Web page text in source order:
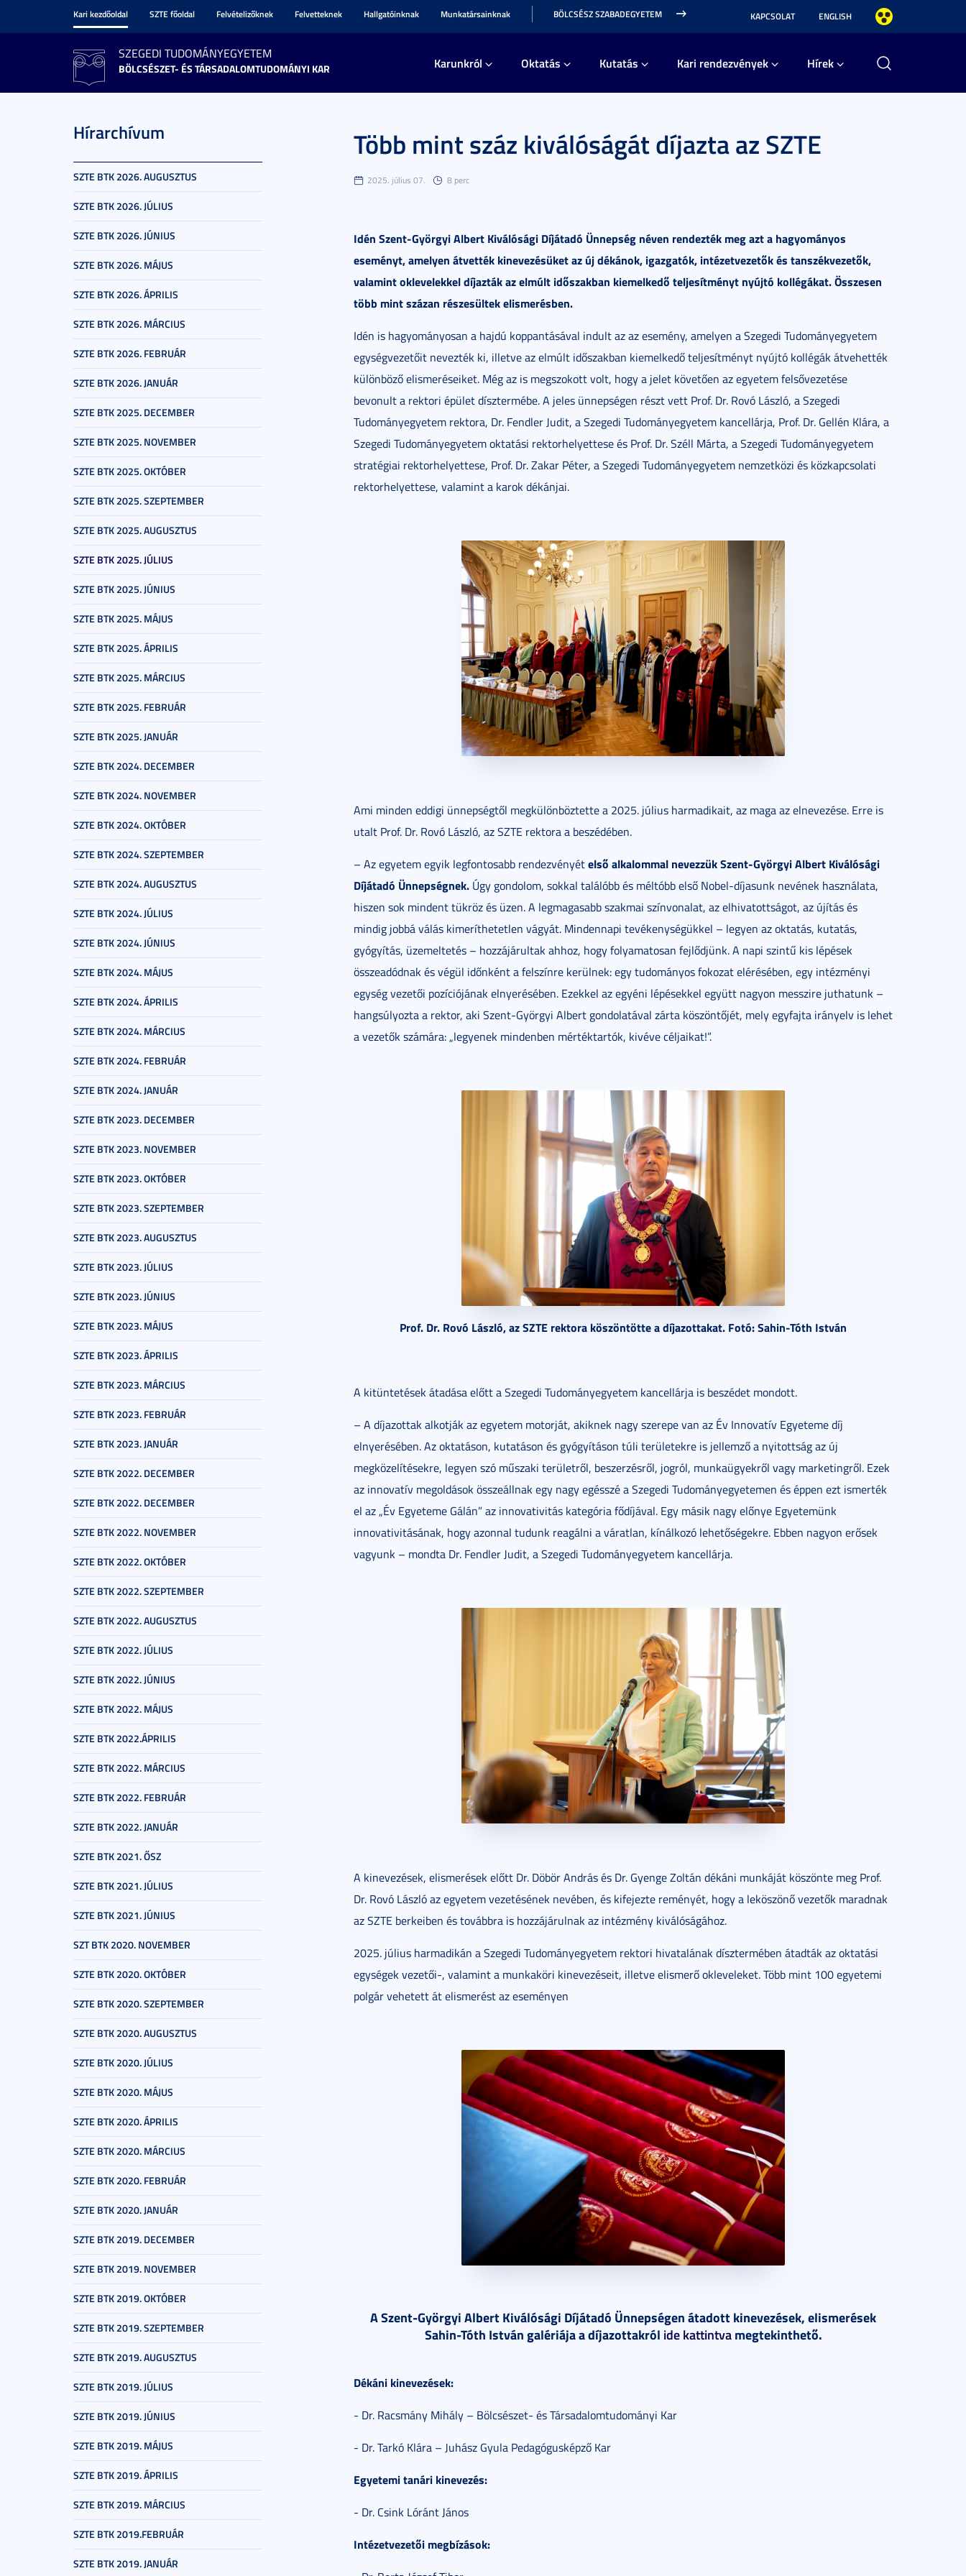
Kari kezdőoldal SZTE főoldal Felvételizőknek Felvetteknek Hallgatóinknak Munkatársainknak BÖLCSÉSZ SZABADEGYETEM KAPCSOLAT ENGLISH
SZEGEDI TUDOMÁNYEGYETEM
BÖLCSÉSZET- ÉS TÁRSADALOMTUDOMÁNYI KAR Karunkról Oktatás Kutatás Kari rendezvények Hírek
Hírarchívum
SZTE BTK 2026. AUGUSZTUS
SZTE BTK 2026. JÚLIUS
SZTE BTK 2026. JÚNIUS
SZTE BTK 2026. MÁJUS
SZTE BTK 2026. ÁPRILIS
SZTE BTK 2026. MÁRCIUS
SZTE BTK 2026. FEBRUÁR
SZTE BTK 2026. JANUÁR
SZTE BTK 2025. DECEMBER
SZTE BTK 2025. NOVEMBER
SZTE BTK 2025. OKTÓBER
SZTE BTK 2025. SZEPTEMBER
SZTE BTK 2025. AUGUSZTUS
SZTE BTK 2025. JÚLIUS
SZTE BTK 2025. JÚNIUS
SZTE BTK 2025. MÁJUS
SZTE BTK 2025. ÁPRILIS
SZTE BTK 2025. MÁRCIUS
SZTE BTK 2025. FEBRUÁR
SZTE BTK 2025. JANUÁR
SZTE BTK 2024. DECEMBER
SZTE BTK 2024. NOVEMBER
SZTE BTK 2024. OKTÓBER
SZTE BTK 2024. SZEPTEMBER
SZTE BTK 2024. AUGUSZTUS
SZTE BTK 2024. JÚLIUS
SZTE BTK 2024. JÚNIUS
SZTE BTK 2024. MÁJUS
SZTE BTK 2024. ÁPRILIS
SZTE BTK 2024. MÁRCIUS
SZTE BTK 2024. FEBRUÁR
SZTE BTK 2024. JANUÁR
SZTE BTK 2023. DECEMBER
SZTE BTK 2023. NOVEMBER
SZTE BTK 2023. OKTÓBER
SZTE BTK 2023. SZEPTEMBER
SZTE BTK 2023. AUGUSZTUS
SZTE BTK 2023. JÚLIUS
SZTE BTK 2023. JÚNIUS
SZTE BTK 2023. MÁJUS
SZTE BTK 2023. ÁPRILIS
SZTE BTK 2023. MÁRCIUS
SZTE BTK 2023. FEBRUÁR
SZTE BTK 2023. JANUÁR
SZTE BTK 2022. DECEMBER
SZTE BTK 2022. DECEMBER
SZTE BTK 2022. NOVEMBER
SZTE BTK 2022. OKTÓBER
SZTE BTK 2022. SZEPTEMBER
SZTE BTK 2022. AUGUSZTUS
SZTE BTK 2022. JÚLIUS
SZTE BTK 2022. JÚNIUS
SZTE BTK 2022. MÁJUS
SZTE BTK 2022.ÁPRILIS
SZTE BTK 2022. MÁRCIUS
SZTE BTK 2022. FEBRUÁR
SZTE BTK 2022. JANUÁR
SZTE BTK 2021. ŐSZ
SZTE BTK 2021. JÚLIUS
SZTE BTK 2021. JÚNIUS
SZT BTK 2020. NOVEMBER
SZTE BTK 2020. OKTÓBER
SZTE BTK 2020. SZEPTEMBER
SZTE BTK 2020. AUGUSZTUS
SZTE BTK 2020. JÚLIUS
SZTE BTK 2020. MÁJUS
SZTE BTK 2020. ÁPRILIS
SZTE BTK 2020. MÁRCIUS
SZTE BTK 2020. FEBRUÁR
SZTE BTK 2020. JANUÁR
SZTE BTK 2019. DECEMBER
SZTE BTK 2019. NOVEMBER
SZTE BTK 2019. OKTÓBER
SZTE BTK 2019. SZEPTEMBER
SZTE BTK 2019. AUGUSZTUS
SZTE BTK 2019. JÚLIUS
SZTE BTK 2019. JÚNIUS
SZTE BTK 2019. MÁJUS
SZTE BTK 2019. ÁPRILIS
SZTE BTK 2019. MÁRCIUS
SZTE BTK 2019.FEBRUÁR
SZTE BTK 2019. JANUÁR
Több mint száz kiválóságát díjazta az SZTE
2025. július 07. 8 perc
Idén Szent-Györgyi Albert Kiválósági Díjátadó Ünnepség néven rendezték meg azt a hagyományos
eseményt, amelyen átvették kinevezésüket az új dékánok, igazgatók, intézetvezetők és tanszékvezetők,
valamint oklevelekkel díjazták az elmúlt időszakban kiemelkedő teljesítményt nyújtó kollégákat. Összesen
több mint százan részesültek elismerésben.
Idén is hagyományosan a hajdú koppantásával indult az az esemény, amelyen a Szegedi Tudományegyetem
egységvezetőit nevezték ki, illetve az elmúlt időszakban kiemelkedő teljesítményt nyújtó kollégák átvehették
különböző elismeréseiket. Még az is megszokott volt, hogy a jelet követően az egyetem felsővezetése
bevonult a rektori épület dísztermébe. A jeles ünnepségen részt vett Prof. Dr. Rovó László, a Szegedi
Tudományegyetem rektora, Dr. Fendler Judit, a Szegedi Tudományegyetem kancellárja, Prof. Dr. Gellén Klára, a
Szegedi Tudományegyetem oktatási rektorhelyettese és Prof. Dr. Széll Márta, a Szegedi Tudományegyetem
stratégiai rektorhelyettese, Prof. Dr. Zakar Péter, a Szegedi Tudományegyetem nemzetközi és közkapcsolati
rektorhelyettese, valamint a karok dékánjai.
Ami minden eddigi ünnepségtől megkülönböztette a 2025. július harmadikait, az maga az elnevezése. Erre is
utalt Prof. Dr. Rovó László, az SZTE rektora a beszédében.
– Az egyetem egyik legfontosabb rendezvényételső alkalommal nevezzük Szent-Györgyi Albert Kiválósági
Díjátadó Ünnepségnek. Úgy gondolom, sokkal találóbb és méltóbb első Nobel-díjasunk nevének használata,
hiszen sok mindent tükröz és üzen. A legmagasabb szakmai színvonalat, az elhivatottságot, az újítás és
mindig jobbá válás kimeríthetetlen vágyát. Mindennapi tevékenységükkel – legyen az oktatás, kutatás,
gyógyítás, üzemeltetés – hozzájárultak ahhoz, hogy folyamatosan fejlődjünk. A napi szintű kis lépések
összeadódnak és végül időnként a felszínre kerülnek: egy tudományos fokozat elérésében, egy intézményi
egység vezetői pozíciójának elnyerésében. Ezekkel az egyéni lépésekkel együtt nagyon messzire juthatunk –
hangsúlyozta a rektor, aki Szent-Györgyi Albert gondolatával zárta köszöntőjét, mely egyfajta irányelv is lehet
a vezetők számára: „legyenek mindenben mértéktartók, kivéve céljaikat!”.
Prof. Dr. Rovó László, az SZTE rektora köszöntötte a díjazottakat. Fotó: Sahin-Tóth István
A kitüntetések átadása előtt a Szegedi Tudományegyetem kancellárja is beszédet mondott.
– A díjazottak alkotják az egyetem motorját, akiknek nagy szerepe van az Év Innovatív Egyeteme díj
elnyerésében. Az oktatáson, kutatáson és gyógyításon túli területekre is jellemző a nyitottság az új
megközelítésekre, legyen szó műszaki területről, beszerzésről, jogról, munkaügyekről vagy marketingről. Ezek
az innovatív megoldások összeállnak egy nagy egésszé a Szegedi Tudományegyetemen és éppen ezt ismerték
el az „Év Egyeteme Gálán” az innovativitás kategória fődíjával. Egy másik nagy előnye Egyetemünk
innovativitásának, hogy azonnal tudunk reagálni a váratlan, kínálkozó lehetőségekre. Ebben nagyon erősek
vagyunk – mondta Dr. Fendler Judit, a Szegedi Tudományegyetem kancellárja.
A kinevezések, elismerések előtt Dr. Döbör András és Dr. Gyenge Zoltán dékáni munkáját köszönte meg Prof.
Dr. Rovó László az egyetem vezetésének nevében, és kifejezte reményét, hogy a leköszönő vezetők maradnak
az SZTE berkeiben és továbbra is hozzájárulnak az intézmény kiválóságához.
2025. július harmadikán a Szegedi Tudományegyetem rektori hivatalának dísztermében átadták az oktatási
egységek vezetői-, valamint a munkaköri kinevezéseit, illetve elismerő okleveleket. Több mint 100 egyetemi
polgár vehetett át elismerést az eseményen
A Szent-Györgyi Albert Kiválósági Díjátadó Ünnepségen átadott kinevezések, elismerések
Sahin-Tóth István galériája a díjazottakról ide kattintvamegtekinthető.
Dékáni kinevezések:
- Dr. Racsmány Mihály – Bölcsészet- és Társadalomtudományi Kar
- Dr. Tarkó Klára – Juhász Gyula Pedagógusképző Kar
Egyetemi tanári kinevezés:
- Dr. Csink Lóránt János
Intézetvezetői megbízások: